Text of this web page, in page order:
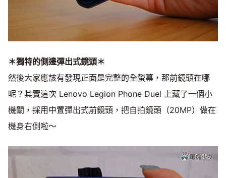
＊獨特的側邊彈出式鏡頭＊
然後大家應該有發現正面是完整的全螢幕，那前鏡頭在哪
呢？其實這次 Lenovo Legion Phone Duel 上藏了一個小
機關，採用中置彈出式前鏡頭，把自拍鏡頭（20MP）做在
機身右側啦～